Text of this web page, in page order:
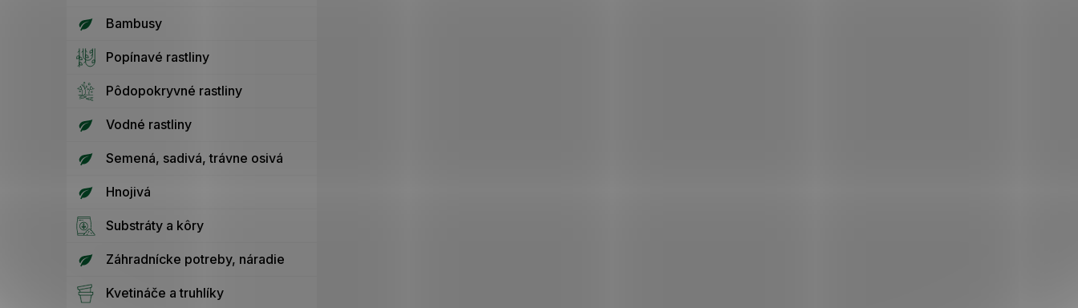
Bambusy
Popínavé rastliny
Pôdopokryvné rastliny
Vodné rastliny
Semená, sadivá, trávne osivá
Hnojivá
Substráty a kôry
Záhradnícke potreby, náradie
Kvetináče a truhlíky